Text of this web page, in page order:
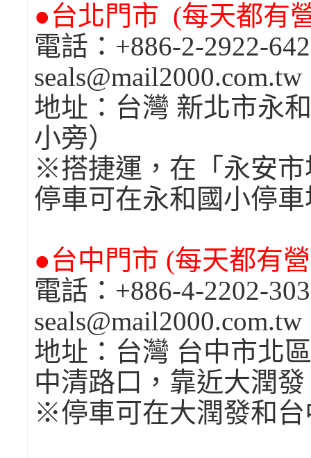
●台北門市 (每天都有
電話：+886-2-
地址：台灣 新北市永
小旁）
※搭捷運，在「永安市
停車可在永和國小停
●台中門市 (每天都有
電話：+886-4-
地址：台灣 台中市北
中清路口，靠近大潤
※停車可在大潤發和